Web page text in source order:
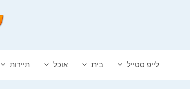
לייפ סטייל בית אוכל תיירות